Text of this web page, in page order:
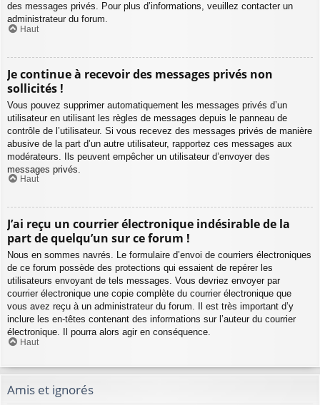
des messages privés. Pour plus d’informations, veuillez contacter un
administrateur du forum.
Haut
Je continue à recevoir des messages privés non
sollicités !
Vous pouvez supprimer automatiquement les messages privés d’un
utilisateur en utilisant les règles de messages depuis le panneau de
contrôle de l’utilisateur. Si vous recevez des messages privés de manière
abusive de la part d’un autre utilisateur, rapportez ces messages aux
modérateurs. Ils peuvent empêcher un utilisateur d’envoyer des
messages privés.
Haut
J’ai reçu un courrier électronique indésirable de la
part de quelqu’un sur ce forum !
Nous en sommes navrés. Le formulaire d’envoi de courriers électroniques
de ce forum possède des protections qui essaient de repérer les
utilisateurs envoyant de tels messages. Vous devriez envoyer par
courrier électronique une copie complète du courrier électronique que
vous avez reçu à un administrateur du forum. Il est très important d’y
inclure les en-têtes contenant des informations sur l’auteur du courrier
électronique. Il pourra alors agir en conséquence.
Haut
Amis et ignorés